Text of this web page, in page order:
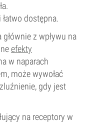
łatwo dostępna.
z wpływu na
efekty
w naparach
może wywołać
gdy jest
na receptory w